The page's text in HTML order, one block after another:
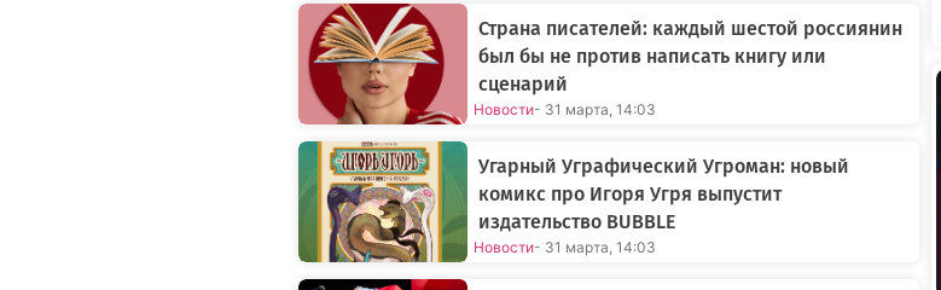
Страна писателей: каждый шестой россиянин
был бы не против написать книгу или
сценарий
Новости- 31 марта, 14:03
Угарный Уграфический Угроман: новый
комикс про Игоря Угря выпустит
издательство BUBBLE
Новости- 31 марта, 14:03